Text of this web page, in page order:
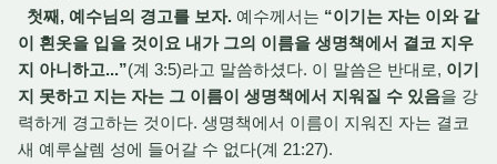
첫째, 예수님의 경고를 보자. 예수께서는 “이기는 자는 이와 같
이 흰옷을 입을 것이요 내가 그의 이름을 생명책에서 결코 지우
지 아니하고...”(계 3:5)라고 말씀하셨다. 이 말씀은 반대로, 이기
지 못하고 지는 자는 그 이름이 생명책에서 지워질 수 있음을 강
력하게 경고하는 것이다. 생명책에서 이름이 지워진 자는 결코
새 예루살렘 성에 들어갈 수 없다(계 21:27).